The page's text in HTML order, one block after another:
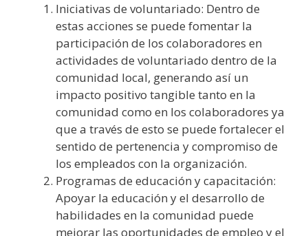
Iniciativas de voluntariado: Dentro de
estas acciones se puede fomentar la
participación de los colaboradores en
actividades de voluntariado dentro de la
comunidad local, generando así un
impacto positivo tangible tanto en la
comunidad como en los colaboradores ya
que a través de esto se puede fortalecer el
sentido de pertenencia y compromiso de
los empleados con la organización.
Programas de educación y capacitación:
Apoyar la educación y el desarrollo de
habilidades en la comunidad puede
mejorar las oportunidades de empleo y el